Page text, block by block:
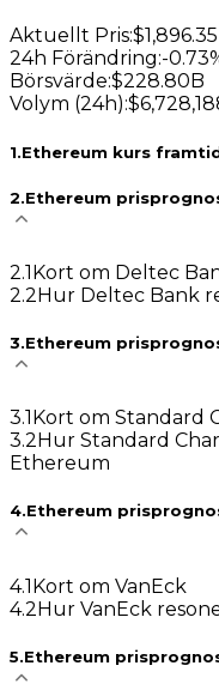
Aktuellt Pris:$1,896.35
24h Förändring:-0.73
Börsvärde:$228.80B
Volym (24h):$
1.Ethereum kurs
2.Ethereum
2.1Kort om Deltec
2.2Hur Deltec Bank
3.Ethereum
3.1 Kort om Standard
3.2 Hur Standard
Ethereum
4.Ethereum
4.1Kort om VanEck
4.2Hur VanEck
5.Ethereum